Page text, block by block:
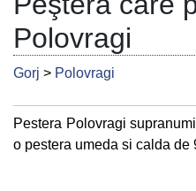
Polovragi
Gorj > Polovragi
Pestera Polovragi
o pestera umeda si calda de